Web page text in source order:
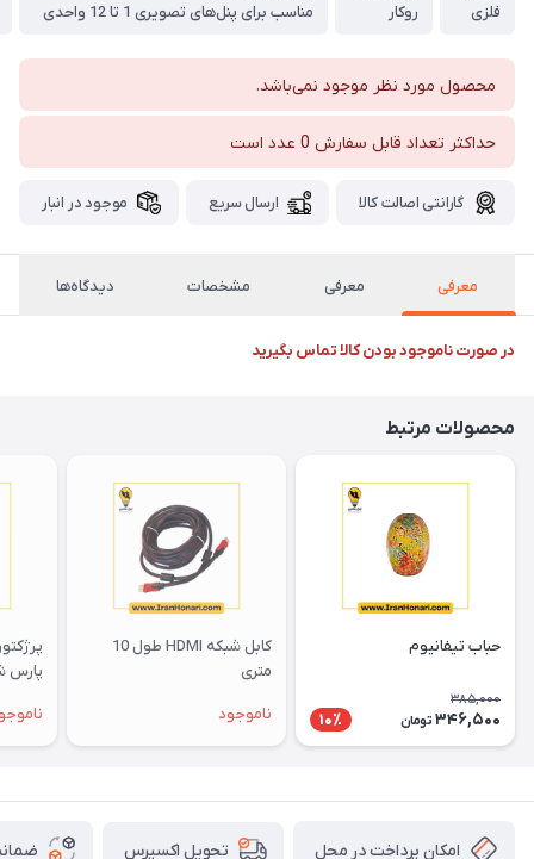
فلزی
روکار
مناسب برای پنل‌های تصویری 1 تا 12 واحدی
محصول مورد نظر موجود نمی‌باشد.
حداکثر تعداد قابل سفارش 0 عدد است
گارانتی اصالت کالا ارسال سریع موجود در انبار
معرفی معرفی مشخصات دیدگاه‌ها
در صورت ناموجود بودن کالا تماس بگیرید
محصولات مرتبط
حباب تیفانیوم
385,000
346,500 تومان 10٪
کابل شبکه HDMI طول 10
متری
ناموجود
پارس
امکان پرداخت در محل تحویل اکسپرس